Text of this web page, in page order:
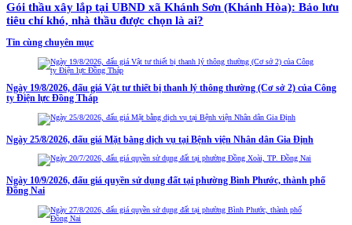
Gói thầu xây lắp tại UBND xã Khánh Sơn (Khánh Hòa): Bảo lưu
tiêu chí khó, nhà thầu được chọn là ai?
Tin cùng chuyên mục
Ngày 19/8/2026, đấu giá Vật tư thiết bị thanh lý thông thường (Cơ sở 2) của Công
ty Điện lực Đồng Tháp
Ngày 25/8/2026, đấu giá Mặt bằng dịch vụ tại Bệnh viện Nhân dân Gia Định
Ngày 10/9/2026, đấu giá quyền sử dụng đất tại phường Bình Phước, thành phố
Đồng Nai